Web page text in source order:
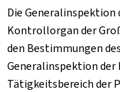
Die Generalinspektion
Kontrollorgan der
den Bestimmungen
Generalinspektion der
Tätigkeitsbereich der